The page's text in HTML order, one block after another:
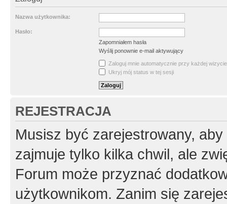
Nazwa użytkownika:
Hasło:
Zapomniałem hasła
Wyślij ponownie e-mail aktywujący
Zaloguj mnie automatycznie przy każdej wizycie
Ukryj mój status w tej sesji
REJESTRACJA
Musisz być zarejestrowany,
zajmuje tylko kilka chwil, ale
Forum może przyznać
użytkownikom. Zanim się